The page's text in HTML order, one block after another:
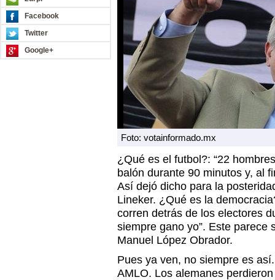
Facebook
Twitter
Google+
Foto: votainformado.mx
¿Qué es el futbol?: “22
balón durante 90 minutos y, al
Así dejó dicho para la
Lineker. ¿Qué es la
corren detrás de los electores
siempre gano yo”. Este parece
Manuel López Obrador.
Pues ya ven, no siempre es
AMLO. Los alemanes